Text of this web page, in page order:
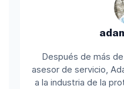
Después de más
asesor de servicio,
a la industria de la